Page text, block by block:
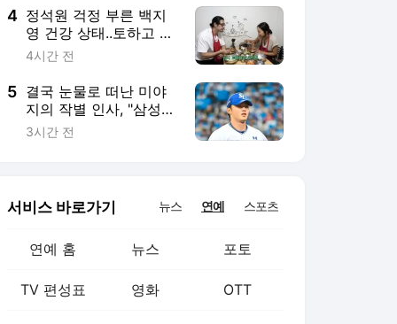
두고 '맹활약'
4 정석원 걱정 부른 백지
영 건강 상태..토하고 장
염인데 폭풍 식사 “이러
4시간 전
5 결국 눈물로 떠난 미야
지의 작별 인사, "삼성
우승 꼭 보고 싶다"
3시간 전
서비스 바로가기 뉴스 연예 스포츠
연예 홈 뉴스 포토
TV 편성표 영화 OTT